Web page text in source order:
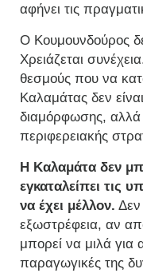
αφήνει τις
Ο Κουμουνδούρος
Χρειάζεται
θεσμούς που να
Καλαμάτας δεν
διαμόρφωσης, αλλά
περιφερειακής
Η Καλαμάτα δεν
εγκαταλείπει τις
να έχει μέλλον. Δεν
εξωστρέφεια, αν
μπορεί να μιλά για
παραγωγικές της